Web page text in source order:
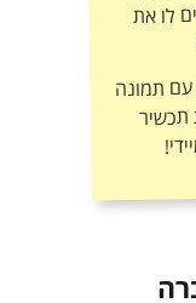
תמונה
הצמח – ונתאים לכם את תכשיר